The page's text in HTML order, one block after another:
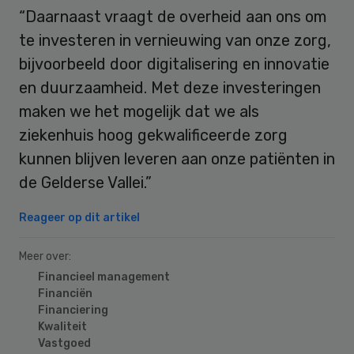
“Daarnaast vraagt de overheid aan ons om
te investeren in vernieuwing van onze zorg,
bijvoorbeeld door digitalisering en innovatie
en duurzaamheid. Met deze investeringen
maken we het mogelijk dat we als
ziekenhuis hoog gekwalificeerde zorg
kunnen blijven leveren aan onze patiënten in
de Gelderse Vallei.”
Reageer op dit artikel
Meer over:
Financieel management
Financiën
Financiering
Kwaliteit
Vastgoed